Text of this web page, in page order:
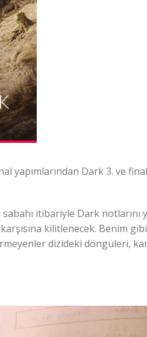
yapımlarından Dark 3. ve
itibariyle Dark notlarını
kilitlenecek. Benim
dizideki döngüleri,